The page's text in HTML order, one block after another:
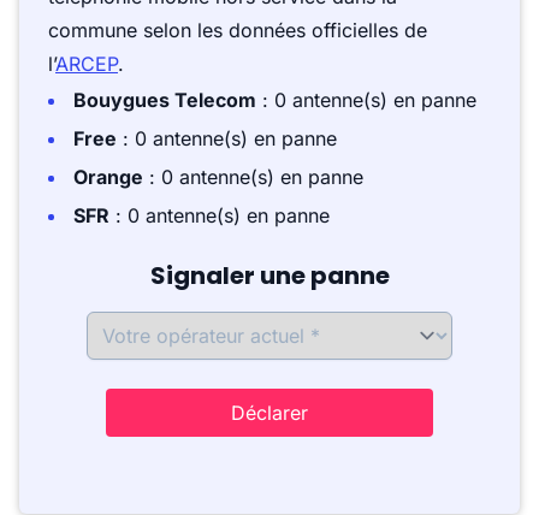
commune selon les données officielles de
l’ARCEP.
Bouygues Telecom : 0 antenne(s) en panne
Free : 0 antenne(s) en panne
Orange : 0 antenne(s) en panne
SFR : 0 antenne(s) en panne
Signaler une panne
Déclarer